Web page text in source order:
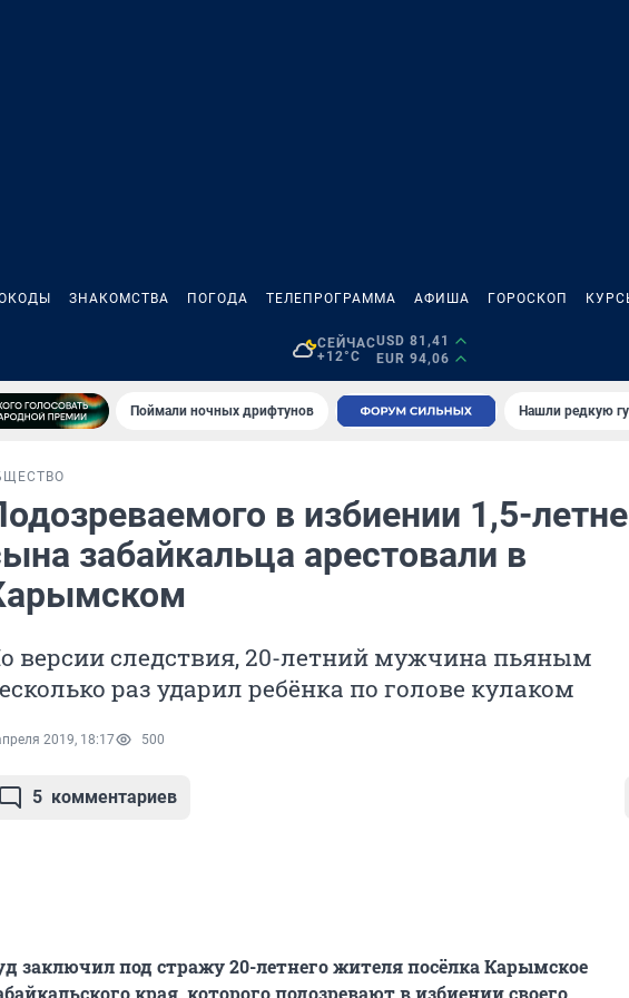
ЗНАКОМСТВА ПОГОДА ТЕЛЕПРОГРАММА АФИША ГОРОСКОП
СЕЙЧАС
+12°C
USD 81,41
EUR 94,06
Поймали ночных дрифтунов Нашли редкую
в избиении 1,5-
забайкальца арестовали в
версии следствия, 20-летний мужчина пьяным
раз ударил ребёнка по голове кулаком
2019, 18:17 500
5 комментариев
заключил под стражу 20-летнего жителя посёлка Карымское
края, которого подозревают в избиении своего